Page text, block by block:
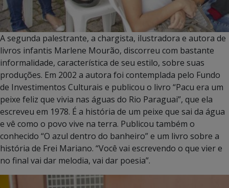
A segunda palestrante, a chargista, ilustradora e autora de
livros infantis Marlene Mourão, discorreu com bastante
informalidade, característica de seu estilo, sobre suas
produções. Em 2002 a autora foi contemplada pelo Fundo
de Investimentos Culturais e publicou o livro “Pacu era um
peixe feliz que vivia nas águas do Rio Paraguai”, que ela
escreveu em 1978. É a história de um peixe que sai da água
e vê como o povo vive na terra. Publicou também o
conhecido “O azul dentro do banheiro” e um livro sobre a
história de Frei Mariano. “Você vai escrevendo o que vier e
no final vai dar melodia, vai dar poesia”.